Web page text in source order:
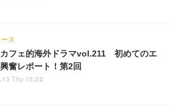
フェ的海外ドラマvol.211 初めてのエ
奮レポート！第2回
ス
Thu 15:22